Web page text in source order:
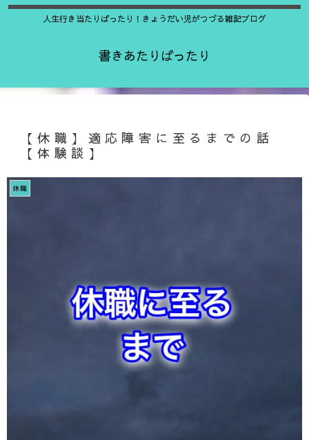
人生行き当たりばったり！きょうだい児がつづる雑記ブログ
書きあたりばったり
【休職】適応障害に至るまでの話
【体験談】
休職